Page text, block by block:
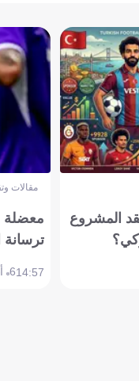
المشروع
مقالات
معضلة
ترسانة
14:576 أغسطس 2026